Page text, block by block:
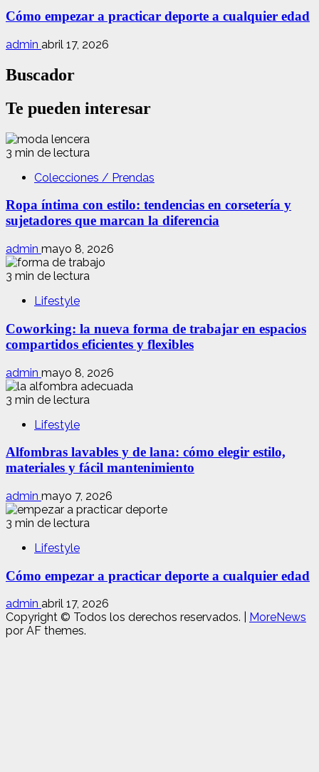
Cómo empezar a practicar deporte a cualquier edad
admin abril 17, 2026
Buscador
Te pueden interesar
3 min de lectura
Colecciones / Prendas
Ropa íntima con estilo: tendencias en corsetería y
sujetadores que marcan la diferencia
admin mayo 8, 2026
3 min de lectura
Lifestyle
Coworking: la nueva forma de trabajar en espacios
compartidos eficientes y flexibles
admin mayo 8, 2026
3 min de lectura
Lifestyle
Alfombras lavables y de lana: cómo elegir estilo,
materiales y fácil mantenimiento
admin mayo 7, 2026
3 min de lectura
Lifestyle
Cómo empezar a practicar deporte a cualquier edad
admin abril 17, 2026
Copyright © Todos los derechos reservados.
MoreNews
por AF themes.